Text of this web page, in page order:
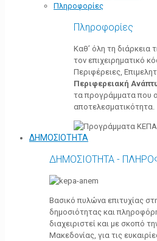
Πληροφορίες
Πληροφορίες
Καθ’ όλη τη
τον επιχειρηματικό
Περιφέρειες,
Περιφερειακή
τα προγράμματα που
αποτελεσματικότητα.
ΔΗΜΟΣΙΟΤΗΤΑ
ΔΗΜΟΣΙΟΤΗΤΑ -
Βασικό πυλώνα επιτυχίας
δημοσιότητας και
διαχειριστεί και με σκοπό
Μακεδονίας, για τις